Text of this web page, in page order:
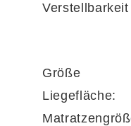
(BxHxT).
Durch die
in Germany
Größe
Liegefläche: